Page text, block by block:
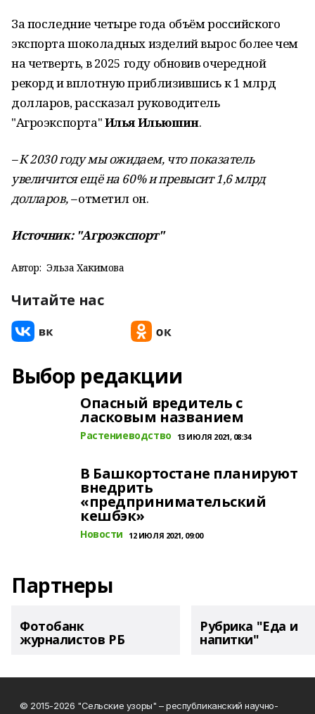
За последние четыре года объём российского
экспорта шоколадных изделий вырос более чем
на четверть, в 2025 году обновив очередной
рекорд и вплотную приблизившись к 1 млрд
долларов, рассказал руководитель
"Агроэкспорта"Илья Ильюшин.
– К 2030 году мы ожидаем, что показатель
увеличится ещё на 60% и превысит 1,6 млрд
долларов, –отметил он.
Источник: "Агроэкспорт"
Автор: Эльза Хакимова
Читайте нас
Выбор редакции
Опасный вредитель с
ласковым названием
Растениеводство 13 ИЮЛЯ 2021, 08:34
В Башкортостане планируют
внедрить
«предпринимательский
кешбэк»
Новости 12 ИЮЛЯ 2021, 09:00
Партнеры
Фотобанк
журналистов РБ
Рубрика "Еда и
напитки"
© 2015-2026 "Сельские узоры" – республиканский научно-